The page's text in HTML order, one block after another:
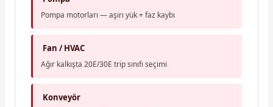
Pompa motorları — aşırı yük + faz kaybı
Fan / HVAC
Ağır kalkışta 20E/30E trip sınıfı seçimi
Konveyör